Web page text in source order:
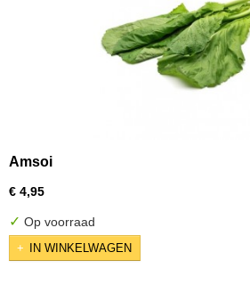
Amsoi
€ 4,95
✓ Op voorraad
IN WINKELWAGEN